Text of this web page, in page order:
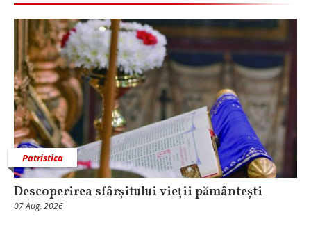
Patristica
Descoperirea sfârșitului vieții pământești
07 Aug, 2026